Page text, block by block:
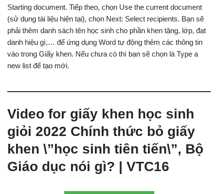
Starting document. Tiếp theo, chọn Use the current document
(sử dụng tài liệu hiện tại), chọn Next: Select recipients. Bạn sẽ
phải thêm danh sách tên học sinh cho phần khen tặng, lớp, đạt
danh hiệu gì,… để ứng dụng Word tự động thêm các thông tin
vào trong Giấy khen. Nếu chưa có thì bạn sẽ chọn là Type a
new list để tạo mới.
Video for giấy khen học sinh
giỏi 2022 Chính thức bỏ giấy
khen \”học sinh tiên tiến\”, Bộ
Giáo dục nói gì? | VTC16